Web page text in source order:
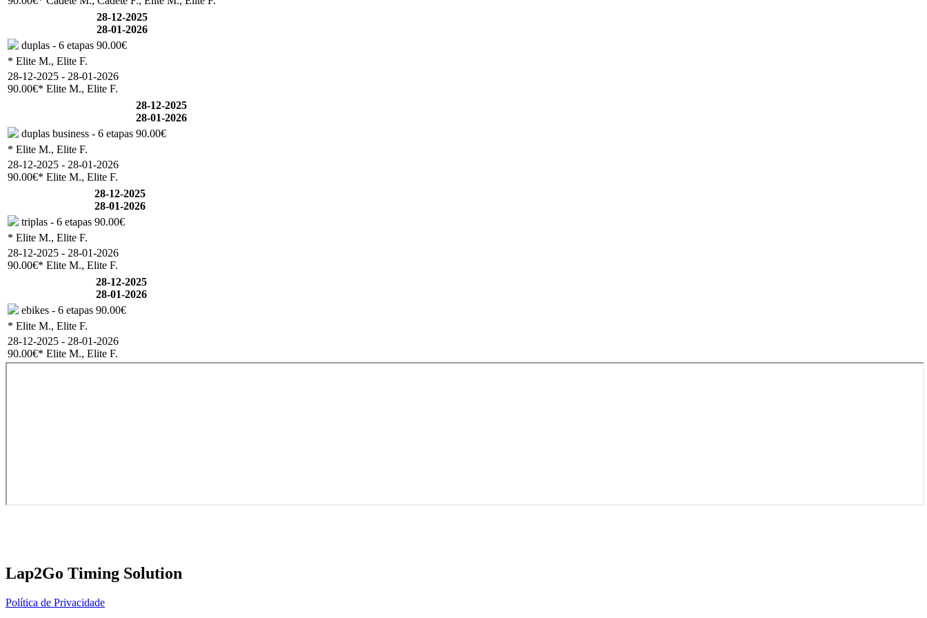
28-12-2025
28-01-2026
duplas - 6 etapas 90.00€
* Elite M., Elite F.
28-12-2025 - 28-01-2026
90.00€* Elite M., Elite F.
28-12-2025
28-01-2026
duplas business - 6 etapas 90.00€
* Elite M., Elite F.
28-12-2025 - 28-01-2026
90.00€* Elite M., Elite F.
28-12-2025
28-01-2026
triplas - 6 etapas 90.00€
* Elite M., Elite F.
28-12-2025 - 28-01-2026
90.00€* Elite M., Elite F.
28-12-2025
28-01-2026
ebikes - 6 etapas 90.00€
* Elite M., Elite F.
28-12-2025 - 28-01-2026
90.00€* Elite M., Elite F.
Lap2Go Timing Solution
Política de Privacidade